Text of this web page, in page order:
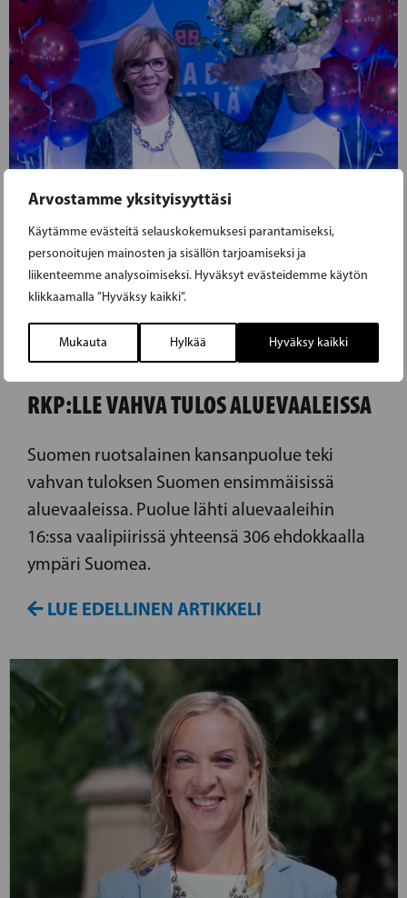
Arvostamme yksityisyyttäsi
Käytämme evästeitä selauskokemuksesi parantamiseksi,
personoitujen mainosten ja sisällön tarjoamiseksi ja
liikenteemme analysoimiseksi. Hyväksyt evästeidemme käytön
klikkaamalla ”Hyväksy kaikki”.
Mukauta Hylkää Hyväksy kaikki
26.01.2022
RKP:LLE VAHVA TULOS ALUEVAALEISSA
Suomen ruotsalainen kansanpuolue teki
vahvan tuloksen Suomen ensimmäisissä
aluevaaleissa. Puolue lähti aluevaaleihin
16:ssa vaalipiirissä yhteensä 306 ehdokkaalla
ympäri Suomea.
LUE EDELLINEN ARTIKKELI